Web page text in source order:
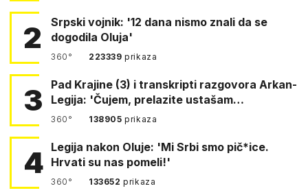
2
Srpski vojnik: '12 dana nismo znali da se
dogodila Oluja'
360° 223339prikaza
3
Pad Krajine (3) i transkripti razgovora Arkan-
Legija: 'Čujem, prelazite ustašam…
360° 138905prikaza
4 Legija nakon Oluje: 'Mi Srbi smo pič*ice.
Hrvati su nas pomeli!'
360° 133652prikaza